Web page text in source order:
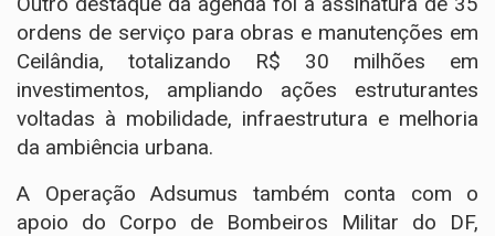
ordens de serviço para obras e manutenções em
Ceilândia, totalizando R$ 30 milhões em
investimentos, ampliando ações estruturantes
voltadas à mobilidade, infraestrutura e melhoria
da ambiência urbana.
A Operação Adsumus também conta com o
apoio do Corpo de Bombeiros Militar do DF,